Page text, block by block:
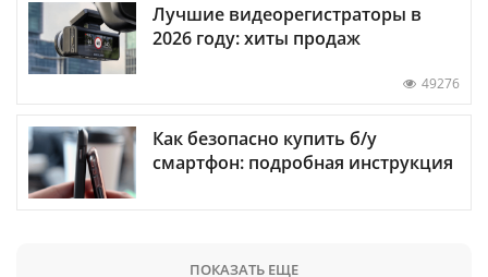
Лучшие видеорегистраторы в
2026 году: хиты продаж
49276
Как безопасно купить б/у
смартфон: подробная инструкция
ПОКАЗАТЬ ЕЩЕ